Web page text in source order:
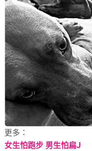
更多：
女生怕跑步 男生怕扁J